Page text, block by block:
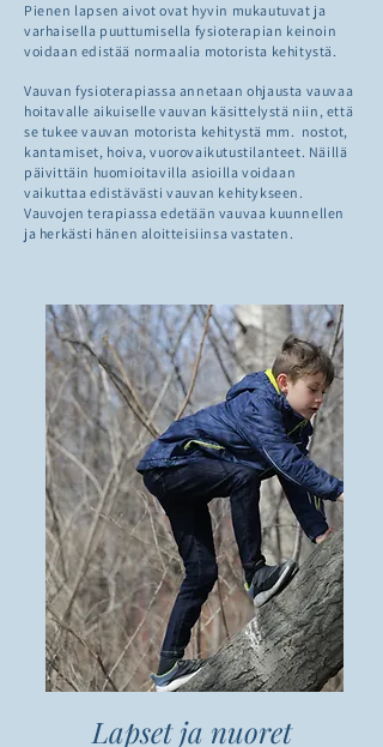
Pienen lapsen aivot ovat hyvin mukautuvat ja
varhaisella puuttumisella fysioterapian keinoin
voidaan edistää normaalia motorista kehitystä.
Vauvan fysioterapiassa annetaan ohjausta vauvaa
hoitavalle aikuiselle vauvan käsittelystä niin, että
se tukee vauvan motorista kehitystä mm. nostot,
kantamiset, hoiva, vuorovaikutustilanteet. Näillä
päivittäin huomioitavilla asioilla voidaan
vaikuttaa edistävästi vauvan kehitykseen.
Vauvojen terapiassa edetään vauvaa kuunnellen
ja herkästi hänen aloitteisiinsa vastaten.
Lapset ja nuoret